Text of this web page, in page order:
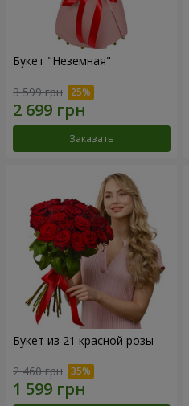
Букет "Неземная"
3 599 грн
Заказать
Букет из 21 красной розы
2 460 грн